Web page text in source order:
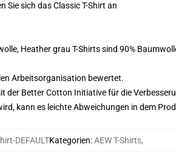
Sie sich das Classic T-Shirt an
Heather grau T-Shirts sind 90%
Arbeitsorganisation bewertet.
der Better Cotton Initiative für die
kann es leichte Abweichungen in dem
DEFAULTKategorien:AEW T-Shirts,